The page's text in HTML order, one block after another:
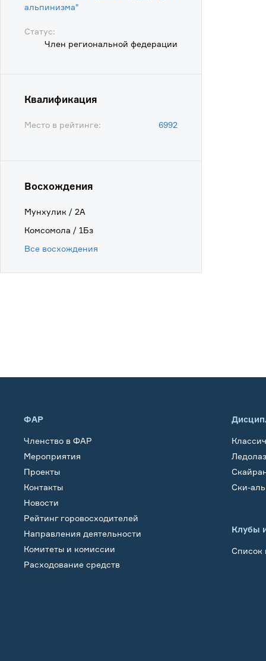
альпинизма"
Статус:
Член региональной федерации
Квалификация
Место в рейтинге: 6992
Восхождения
Мунхулик / 2А
Комсомола / 1Бз
Все восхождения
ФАР
Членство в ФАР
Мероприятия
Проекты
Контакты
Новости
Рейтинг горовосходителей
Направления деятельности
Комитеты и комиссии
Расходование средств
Ски-
Клубы
Список